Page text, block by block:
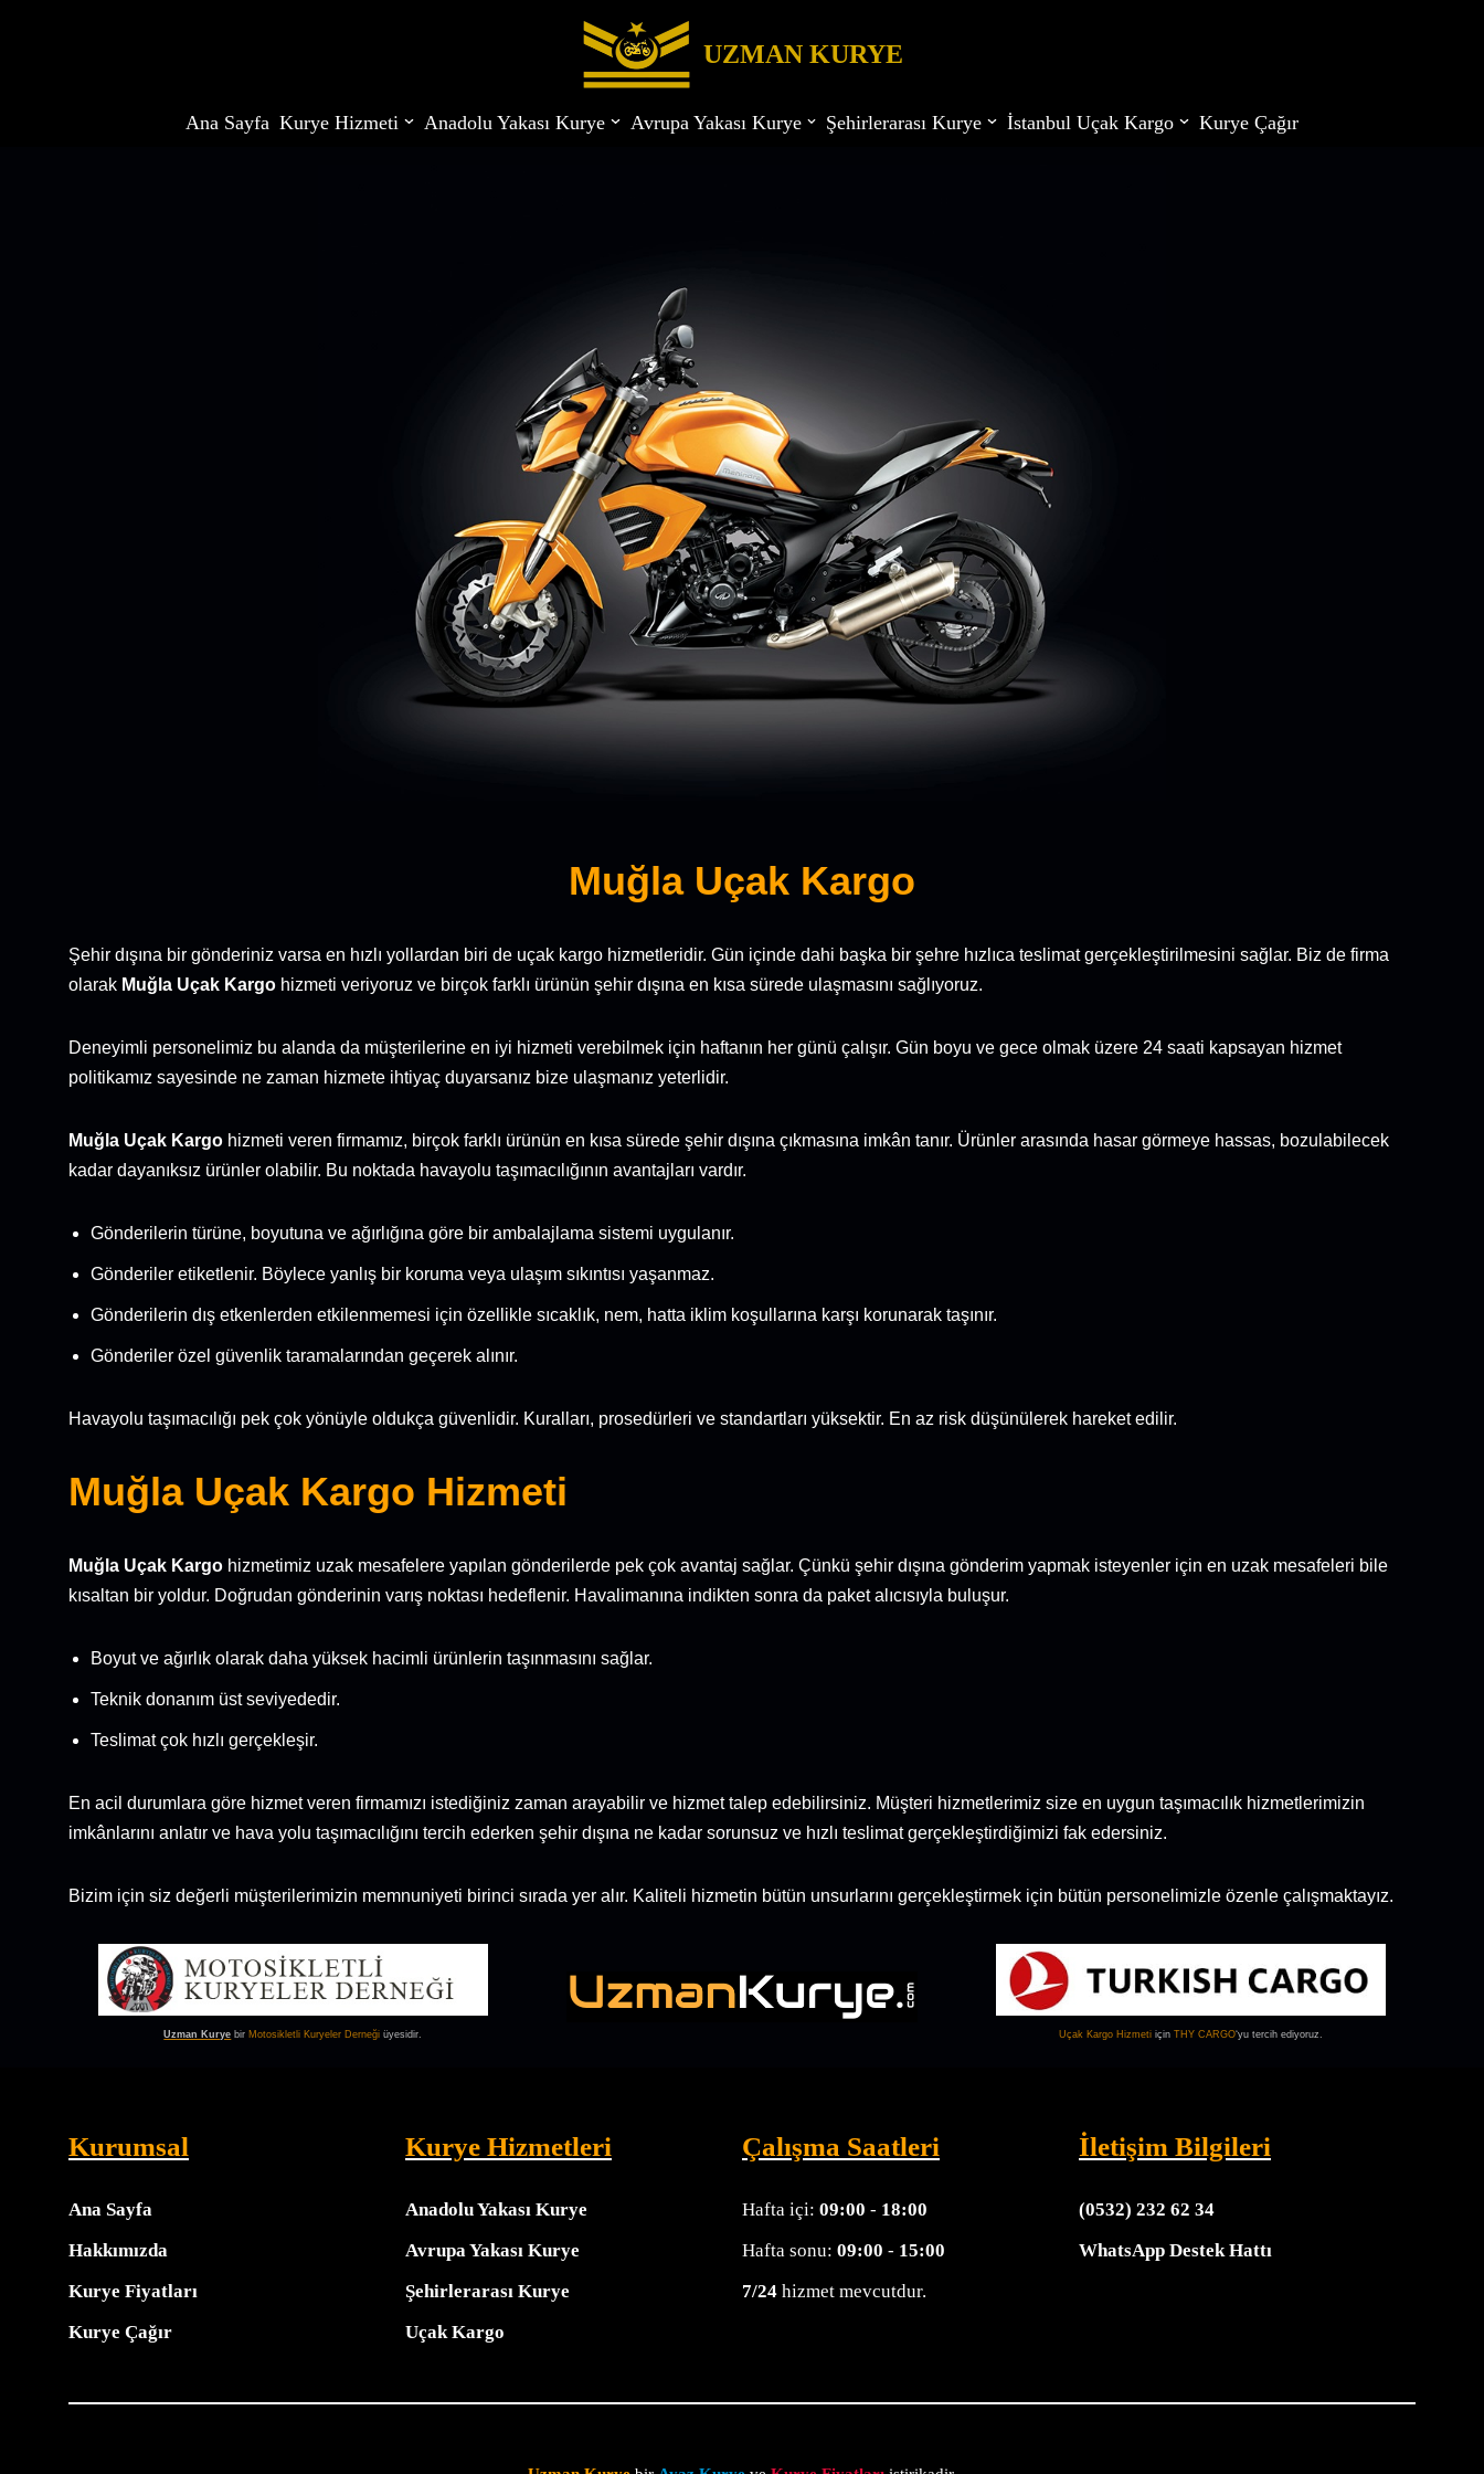
UZMAN KURYE
Ana Sayfa Kurye Hizmeti Anadolu Yakası Kurye Avrupa Yakası Kurye Şehirlerarası Kurye İstanbul Uçak Kargo Kurye Çağır
Muğla Uçak Kargo
Şehir dışına bir gönderiniz varsa en hızlı yollardan biri de uçak kargo hizmetleridir. Gün içinde dahi başka bir şehre hızlıca teslimat gerçekleştirilmesini sağlar. Biz de firma
olarak Muğla Uçak Kargo hizmeti veriyoruz ve birçok farklı ürünün şehir dışına en kısa sürede ulaşmasını sağlıyoruz.
Deneyimli personelimiz bu alanda da müşterilerine en iyi hizmeti verebilmek için haftanın her günü çalışır. Gün boyu ve gece olmak üzere 24 saati kapsayan hizmet
politikamız sayesinde ne zaman hizmete ihtiyaç duyarsanız bize ulaşmanız yeterlidir.
Muğla Uçak Kargo hizmeti veren firmamız, birçok farklı ürünün en kısa sürede şehir dışına çıkmasına imkân tanır. Ürünler arasında hasar görmeye hassas, bozulabilecek
kadar dayanıksız ürünler olabilir. Bu noktada havayolu taşımacılığının avantajları vardır.
Gönderilerin türüne, boyutuna ve ağırlığına göre bir ambalajlama sistemi uygulanır.
Gönderiler etiketlenir. Böylece yanlış bir koruma veya ulaşım sıkıntısı yaşanmaz.
Gönderilerin dış etkenlerden etkilenmemesi için özellikle sıcaklık, nem, hatta iklim koşullarına karşı korunarak taşınır.
Gönderiler özel güvenlik taramalarından geçerek alınır.
Havayolu taşımacılığı pek çok yönüyle oldukça güvenlidir. Kuralları, prosedürleri ve standartları yüksektir. En az risk düşünülerek hareket edilir.
Muğla Uçak Kargo Hizmeti
Muğla Uçak Kargo hizmetimiz uzak mesafelere yapılan gönderilerde pek çok avantaj sağlar. Çünkü şehir dışına gönderim yapmak isteyenler için en uzak mesafeleri bile
kısaltan bir yoldur. Doğrudan gönderinin varış noktası hedeflenir. Havalimanına indikten sonra da paket alıcısıyla buluşur.
Boyut ve ağırlık olarak daha yüksek hacimli ürünlerin taşınmasını sağlar.
Teknik donanım üst seviyededir.
Teslimat çok hızlı gerçekleşir.
En acil durumlara göre hizmet veren firmamızı istediğiniz zaman arayabilir ve hizmet talep edebilirsiniz. Müşteri hizmetlerimiz size en uygun taşımacılık hizmetlerimizin
imkânlarını anlatır ve hava yolu taşımacılığını tercih ederken şehir dışına ne kadar sorunsuz ve hızlı teslimat gerçekleştirdiğimizi fak edersiniz.
Bizim için siz değerli müşterilerimizin memnuniyeti birinci sırada yer alır. Kaliteli hizmetin bütün unsurlarını gerçekleştirmek için bütün personelimizle özenle çalışmaktayız.
Uzman Kurye bir Motosikletli Kuryeler Derneği üyesidir. Uçak Kargo Hizmeti içinTHY CARGO‘yu tercih ediyoruz.
Kurumsal
Ana Sayfa
Hakkımızda
Kurye Fiyatları
Kurye Çağır
Kurye Hizmetleri
Anadolu Yakası Kurye
Avrupa Yakası Kurye
Şehirlerarası Kurye
Uçak Kargo
Çalışma Saatleri
Hafta içi: 09:00 - 18:00
Hafta sonu: 09:00 - 15:00
7/24 hizmet mevcutdur.
İletişim Bilgileri
(0532) 232 62 34
WhatsApp Destek Hattı